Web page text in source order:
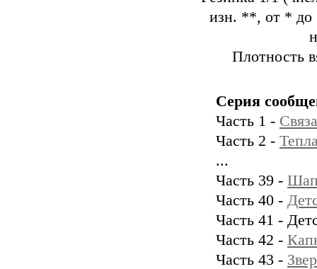
изн. **, от * до
Плотность
Серия
Часть 1 -
Часть 2 -
...
Часть 39 -
Часть 40 -
Часть 41 -
Часть 42 -
Часть 43 -